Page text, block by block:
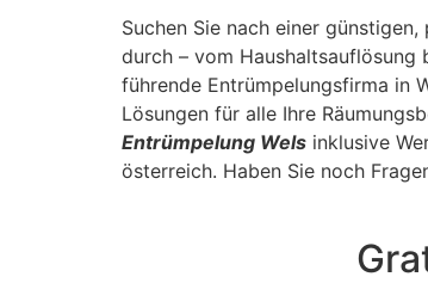
Suchen Sie nach einer
durch – vom Haushaltsauflösung
führende Entrümpelungsfirma in
Lösungen für alle Ihre
Entrümpelung Wels inklusive
österreich. Haben Sie noch